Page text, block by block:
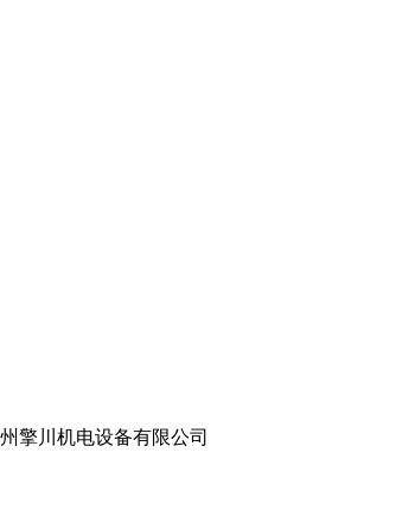
擎川机电设备有限公司